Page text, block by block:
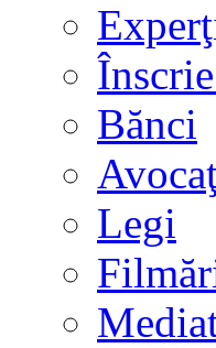
Bănci
Legi